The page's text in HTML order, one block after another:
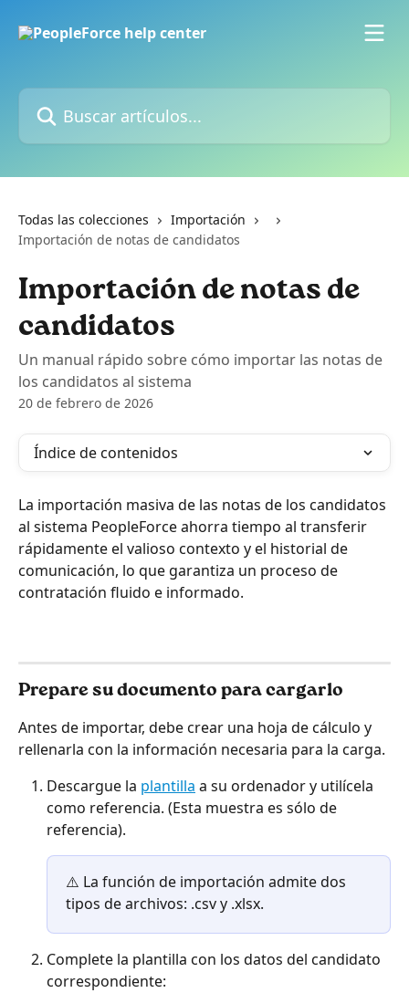
Buscar artículos...
Todas las colecciones
Importación
Importación de notas de candidatos
Importación de notas de
candidatos
Un manual rápido sobre cómo importar las notas de
los candidatos al sistema
20 de febrero de 2026
Índice de contenidos
La importación masiva de las notas de los candidatos
al sistema PeopleForce ahorra tiempo al transferir
rápidamente el valioso contexto y el historial de
comunicación, lo que garantiza un proceso de
contratación fluido e informado.
Prepare su documento para cargarlo
Antes de importar, debe crear una hoja de cálculo y
rellenarla con la información necesaria para la carga.
Descargue la plantilla a su ordenador y utilícela
como referencia. (Esta muestra es sólo de
referencia).
⚠️ La función de importación admite dos
tipos de archivos: .csv y .xlsx.
Complete la plantilla con los datos del candidato
correspondiente: